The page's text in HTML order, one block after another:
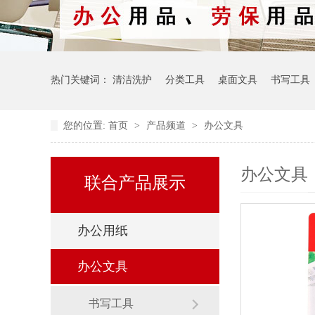
热门关键词： 清洁洗护 分类工具 桌面文具 书写工具
您的位置: 首页 > 产品频道 > 办公文具
联合产品展示
办公用纸
办公文具
书写工具
办公文具